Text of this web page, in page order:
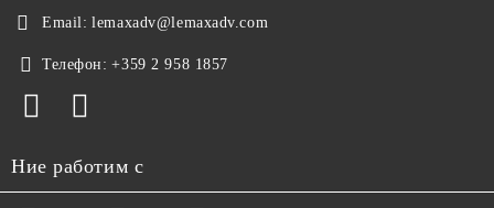
Email: lemaxadv@lemaxadv.com
Телефон: +359 2 958 1857
Ние работим с